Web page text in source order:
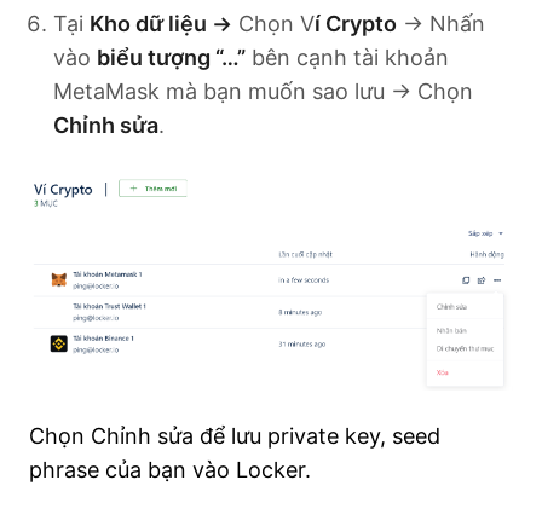
Tại Kho dữ liệu → Chọn Ví Crypto → Nhấn
vào biểu tượng “…” bên cạnh tài khoản
MetaMask mà bạn muốn sao lưu → Chọn
Chỉnh sửa.
Chọn Chỉnh sửa để lưu private key, seed
phrase của bạn vào Locker.